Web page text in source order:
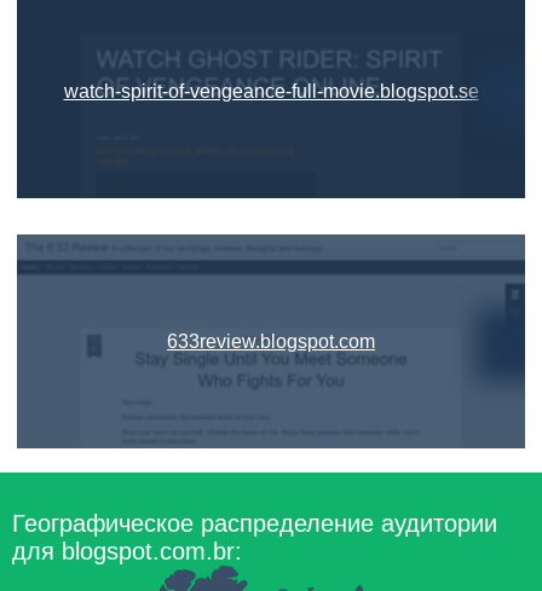
watch-spirit-of-vengeance-full-movie.blogspot.se
633review.blogspot.com
Географическое распределение аудитории
для blogspot.com.br: